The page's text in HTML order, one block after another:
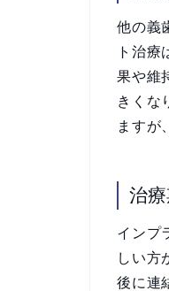
他の義
ト治
果や維
きくな
ますが
治
インプ
しい方
後に連